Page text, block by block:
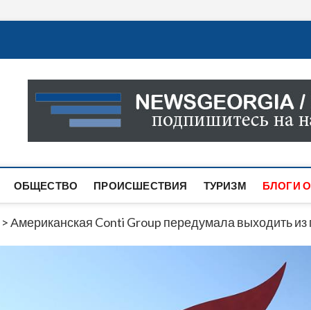
Новости Грузии
САМАЯ АКТУАЛЬНАЯ ИНФОРМАЦИЯ О СОБЫТИЯХ
САЙТЕ ВЫ НАЙДЕТЕ НОВОСТИ ПОЛИТИКИ,
ОБЩЕСТВО ПРОИСШЕСТВИЯ ТУРИЗМ БЛОГИ
>Американская Conti Group передумала выходить из